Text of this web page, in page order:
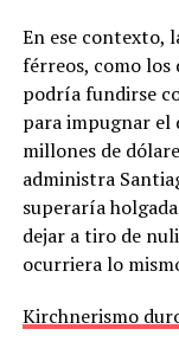
En ese contexto,
férreos, como los
podría fundirse
para impugnar el
millones de
administra
superaría
dejar a tiro de
ocurriera lo
Kirchnerismo